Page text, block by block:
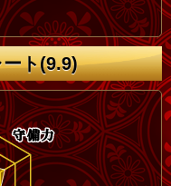
ト(9.9)